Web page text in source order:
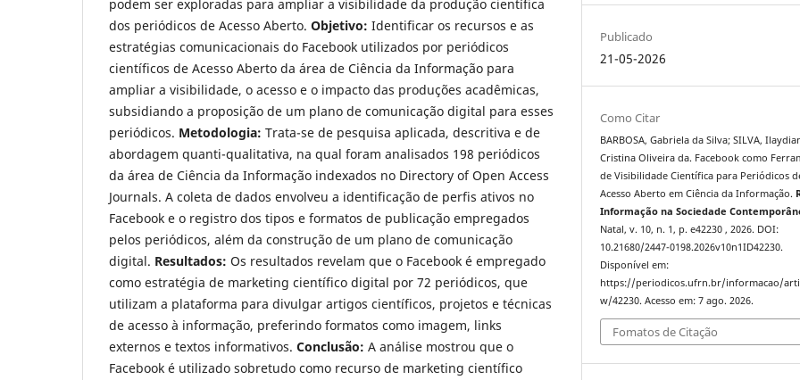
podem ser exploradas para ampliar a visibilidade da produção científica
dos periódicos de Acesso Aberto. Objetivo: Identificar os recursos e as
estratégias comunicacionais do Facebook utilizados por periódicos
científicos de Acesso Aberto da área de Ciência da Informação para
ampliar a visibilidade, o acesso e o impacto das produções acadêmicas,
subsidiando a proposição de um plano de comunicação digital para esses
periódicos. Metodologia: Trata-se de pesquisa aplicada, descritiva e de
abordagem quanti-qualitativa, na qual foram analisados 198 periódicos
da área de Ciência da Informação indexados no Directory of Open Access
Journals. A coleta de dados envolveu a identificação de perfis ativos no
Facebook e o registro dos tipos e formatos de publicação empregados
pelos periódicos, além da construção de um plano de comunicação
digital. Resultados: Os resultados revelam que o Facebook é empregado
como estratégia de marketing científico digital por 72 periódicos, que
utilizam a plataforma para divulgar artigos científicos, projetos e técnicas
de acesso à informação, preferindo formatos como imagem, links
externos e textos informativos. Conclusão: A análise mostrou que o
Facebook é utilizado sobretudo como recurso de marketing científico
Publicado
21-05-2026
Como Citar
BARBOSA, Gabriela da Silva; SILVA,
Cristina Oliveira da. Facebook como
de Visibilidade Científica para Periódicos
Acesso Aberto em Ciência da Informação.
Informação na Sociedade
Natal, v. 10, n. 1, p. e42230 , 2026. DOI:
10.21680/2447-0198.2026v10n1ID42230.
Disponível em:
https://periodicos.ufrn.br/informacao/
w/42230. Acesso em: 7 ago. 2026.
Fomatos de Citação